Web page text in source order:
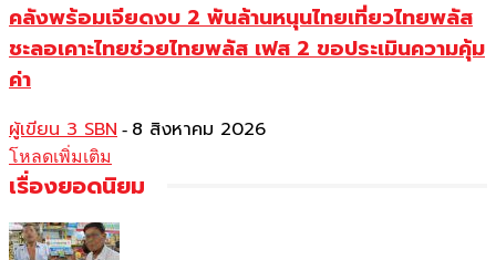
คลังพร้อมเจียดงบ 2 พันล้านหนุนไทยเที่ยวไทยพลัส
ชะลอเคาะไทยช่วยไทยพลัส เฟส 2 ขอประเมินความคุ้ม
ค่า
ผู้เขียน 3 SBN - 8 สิงหาคม 2026
โหลดเพิ่มเติม
เรื่องยอดนิยม